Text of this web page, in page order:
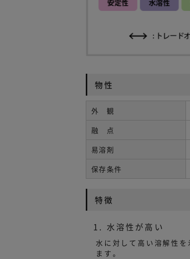
物性
外 観
融 点
易溶剤
保存条件
特徴
1. 水溶性が高い
水に対して高い溶解性
ます。